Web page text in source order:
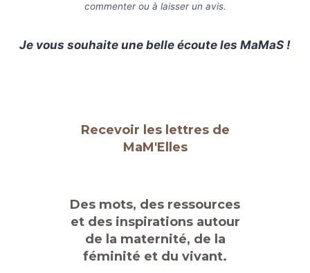
commenter ou à laisser un avis.
Je vous souhaite une belle écoute les MaMaS !
Recevoir les lettres de
MaM'Elles
Des mots, des ressources
et des inspirations autour
de la maternité, de la
féminité et du vivant.